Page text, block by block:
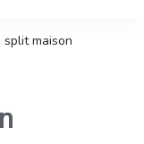
split maison